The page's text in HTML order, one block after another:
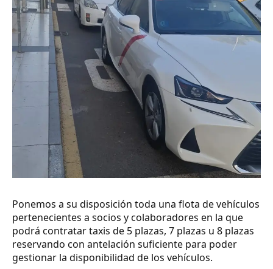
Ponemos a su disposición toda una flota de vehículos
pertenecientes a socios y colaboradores en la que
podrá contratar taxis de 5 plazas, 7 plazas u 8 plazas
reservando con antelación suficiente para poder
gestionar la disponibilidad de los vehículos.